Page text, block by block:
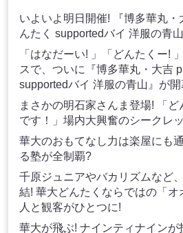
いよいよ明日開催! 『博多華丸
んたく supportedバイ 洋服の青
「はなだーい! 」「どんたくー!
スで、ついに『博多華丸・大吉
supportedバイ 洋服の青山』が開
まさかの明石家さんま登場! 「
です！」場内大興奮のシークレ
華大のおもてなし力は楽屋にも
る塾が全制覇?
千原ジュニアやバカリズムなど
結! 華大どんたくならではの「
人と観客がひとつに!
華大が飛ぶ! ナインティナインが